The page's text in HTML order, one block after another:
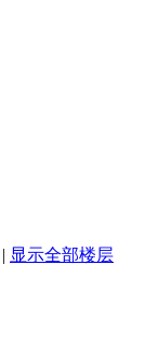
| 显示全部楼层